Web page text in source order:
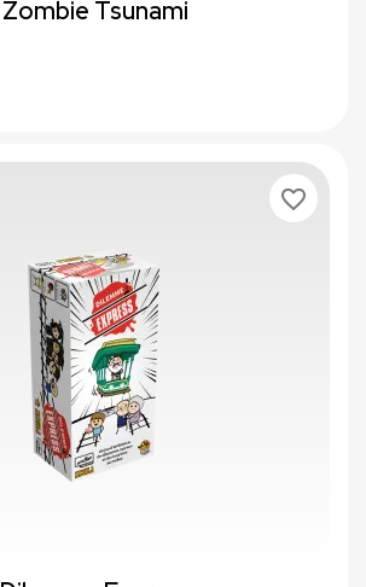
Zombie Tsunami
favorite_border